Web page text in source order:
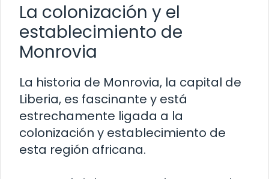
La colonización y el
establecimiento de
Monrovia
La historia de Monrovia, la capital de
Liberia, es fascinante y está
estrechamente ligada a la
colonización y establecimiento de
esta región africana.